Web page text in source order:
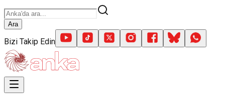
Ara
Bizi Takip Edin